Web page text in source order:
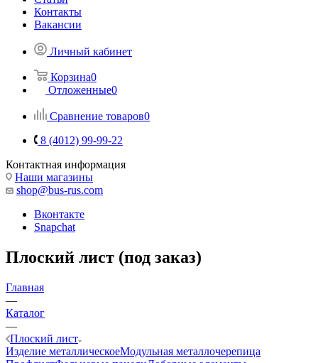
Контакты
Вакансии
Личный кабинет
Корзина0
Отложенные0
Сравнение товаров0
8 (4012) 99-99-22
Контактная информация
Наши магазины
shop@bus-rus.com
Вконтакте
Snapchat
Плоский лист (под заказ)
Главная
—
Каталог
—
Плоский лист
Изделие металлическоеМодульная металлочерепица